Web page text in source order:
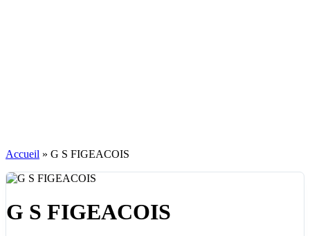
Accueil » G S FIGEACOIS
G S FIGEACOIS